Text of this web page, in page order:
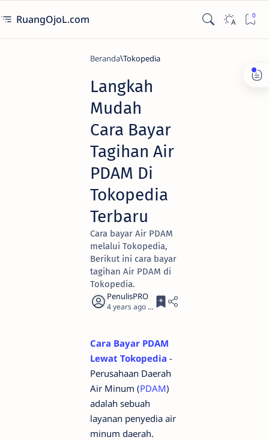
RuangOjoL.com
Beranda Tokopedia
Langkah
Mudah
Cara Bayar
Tagihan Air
PDAM Di
Tokopedia
Terbaru
Cara bayar Air PDAM
melalui Tokopedia,
Berikut ini cara bayar
tagihan Air PDAM di
Tokopedia.
4 years ago 2
Cara Bayar PDAM
Lewat Tokopedia -
Perusahaan Daerah
Air Minum (PDAM)
adalah sebuah
layanan penyedia air
minum daerah.